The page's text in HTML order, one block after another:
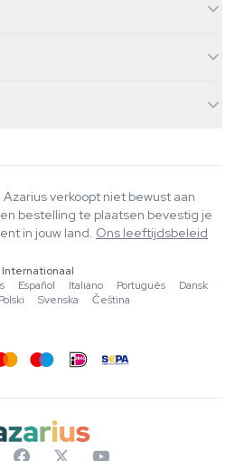
Azarius verkoopt niet bewust aan
bestelling te plaatsen bevestig je
in jouw land. Ons leeftijdsbeleid
Internationaal
·Español ·Italiano ·Português ·Dansk
·
Polski ·Svenska ·Čeština